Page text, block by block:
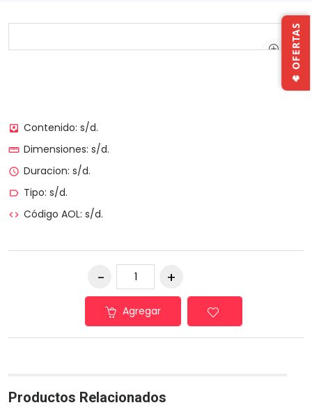
🔥 OFERTAS
move_to_inbox Contenido: s/d.
straighten Dimensiones: s/d.
access_time Duracion: s/d.
label_outline Tipo: s/d.
code Código AOL: s/d.
Agregar
Productos Relacionados